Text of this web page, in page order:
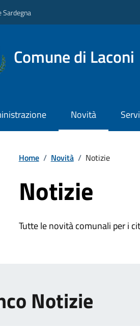
Sardegna
Comune di Laconi
Novità
Home / Novità / Notizie
Notizie
Tutte le novità comunali per i
Notizie